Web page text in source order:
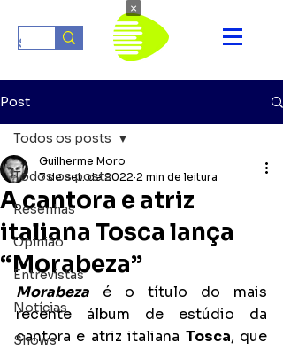
Post
Todos os posts
Resenhas
Opinião
Entrevistas
Notícias
Shows
Todos os posts
A cantora e atriz
italiana Tosca lança
“Morabeza”
Guilherme Moro
7 de set. de 2022 2 min de leitura
Morabeza é o título do mais
recente álbum de estúdio da
cantora e atriz italiana Tosca, que
×